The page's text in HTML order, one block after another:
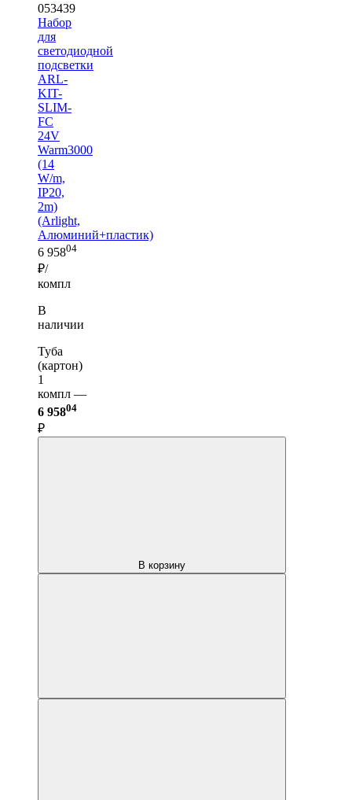
053439
Набор
для
светодиодной
подсветки
ARL-
KIT-
SLIM-
FC
24V
Warm3000
(14
W/m,
IP20,
2m)
(Arlight,
Алюминий+пластик)
6 95804
₽/
компл
В
наличии
Туба
(картон)
1
компл —
6 95804
₽
В корзину